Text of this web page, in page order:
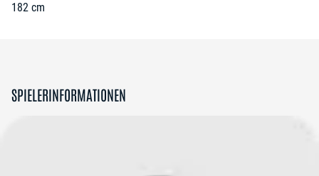
182 cm
SPIELERINFORMATIONEN